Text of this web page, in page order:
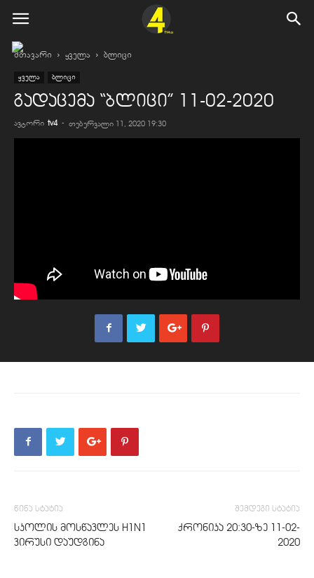
მთავარი ყველა ბლიცი
ყველა ბლიცი
გადაცემა “ბლიცი” 11-02-2020
ავტორი tv4 - თებერვალი 11, 2020 19:30
წინა სტატია
სკოლის მოსწავლეს H1N1
ვირუსი დაუდგინა
შემდეგი სტატია
ქრონიკა 20:30-ზე 11-02-
2020